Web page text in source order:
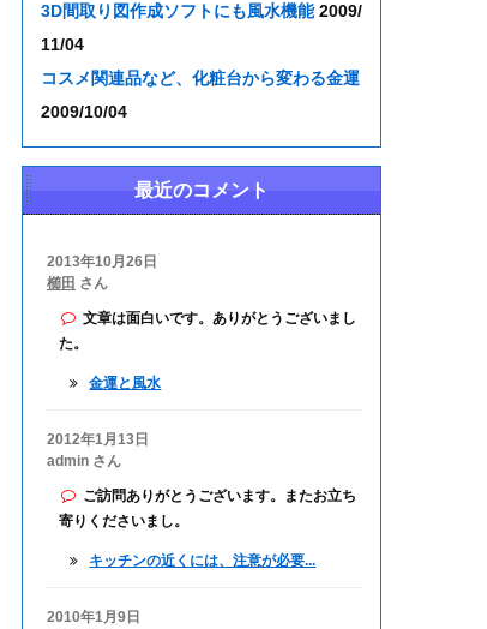
3D間取り図作成ソフトにも風水機能 2009/
11/04
コスメ関連品など、化粧台から変わる金運
2009/10/04
最近のコメント
2013年10月26日
櫛田 さん
文章は面白いです。ありがとうございまし
た。
金運と風水
2012年1月13日
admin さん
ご訪問ありがとうございます。またお立ち
寄りくださいまし。
キッチンの近くには、注意が必要...
2010年1月9日